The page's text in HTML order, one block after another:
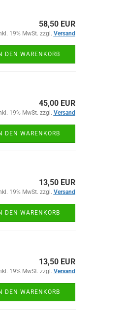
58,50 EUR
19% MwSt. zzgl. Versand
DEN WARENKORB
45,00 EUR
19% MwSt. zzgl. Versand
DEN WARENKORB
13,50 EUR
19% MwSt. zzgl. Versand
DEN WARENKORB
13,50 EUR
19% MwSt. zzgl. Versand
DEN WARENKORB